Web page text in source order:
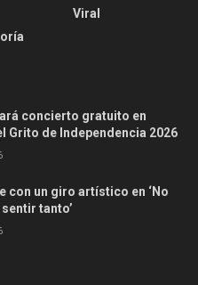
Viral
concierto gratuito en
Grito de Independencia 2026
con un giro artístico en ‘No
tanto’